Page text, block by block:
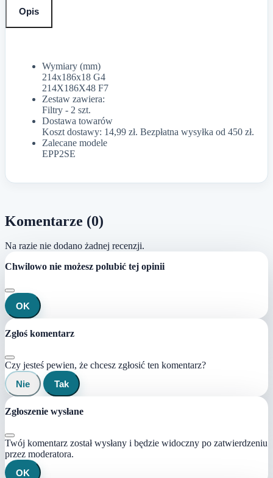
Opis
Wymiary (mm)
214x186x18 G4
214X186X48 F7
Zestaw zawiera:
Filtry - 2 szt.
Dostawa towarów
Koszt dostawy: 14,99 zł. Bezpłatna wysyłka od 450 zł.
Zalecane modele
EPP2SE
Komentarze (0)
Na razie nie dodano żadnej recenzji.
Chwilowo nie możesz polubić tej opinii
OK
Zgłoś komentarz
Czy jesteś pewien, że chcesz zgłosić ten komentarz?
Nie
Tak
Zgłoszenie wysłane
Twój komentarz został wysłany i będzie widoczny po zatwierdzeniu
przez moderatora.
OK